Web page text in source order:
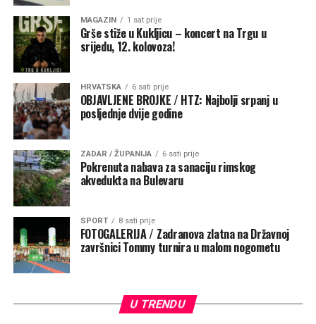
MAGAZIN 1 sat prije
Grše stiže u Kukljicu – koncert na Trgu u
srijedu, 12. kolovoza!
HRVATSKA 6 sati prije
OBJAVLJENE BROJKE / HTZ: Najbolji srpanj u
posljednje dvije godine
ZADAR / ŽUPANIJA 6 sati prije
Pokrenuta nabava za sanaciju rimskog
akvedukta na Bulevaru
SPORT 8 sati prije
FOTOGALERIJA / Zadranova zlatna na Državnoj
završnici Tommy turnira u malom nogometu
U TRENDU